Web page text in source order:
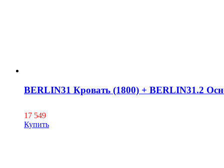
BERLIN31 Кровать (1800) + BERLIN31.2
17 549
Купить